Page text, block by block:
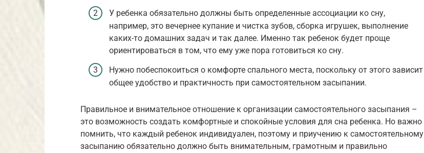
У ребенка обязательно должны быть определенные ассоциации ко сну,
например, это вечернее купание и чистка зубов, сборка игрушек, выполнение
каких-то домашних задач и так далее. Именно так ребенок будет проще
ориентироваться в том, что ему уже пора готовиться ко сну.
Нужно побеспокоиться о комфорте спального места, поскольку от этого зависит
общее удобство и практичность при самостоятельном засыпании.
Правильное и внимательное отношение к организации самостоятельного засыпания –
это возможность создать комфортные и спокойные условия для сна ребенка. Но важно
помнить, что каждый ребенок индивидуален, поэтому и приучению к самостоятельному
засыпанию обязательно должно быть внимательным, грамотным и правильно